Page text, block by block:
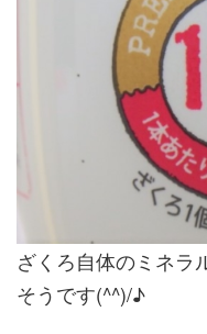
ざくろ自体のミネラ
そうです(^^)/♪